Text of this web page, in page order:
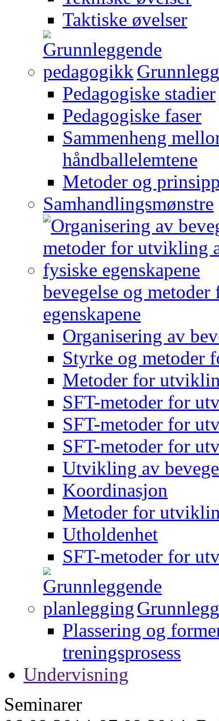
Taktiske øvelser
Pedagogiske stadier
Pedagogiske faser
Sammenheng
håndballelemtene
Metoder og
Samhandlingsmønstre
bevegelse og
egenskapene
Organisering av
Styrke og metoder
Metoder for
SFT-metoder for
SFT-metoder for
SFT-metoder for
Utvikling av
Koordinasjon
Metoder for
Utholdenhet
SFT-metoder for
Plassering og
treningsprosess
Undervisning
Seminarer